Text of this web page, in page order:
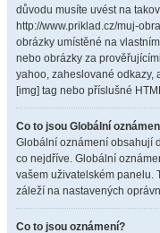
důvodu musíte uvést na
http://www.priklad.cz/muj-
obrázky umístěné na
nebo obrázky za
yahoo, zaheslované odkazy,
[img] tag nebo příslušné
Co to jsou Globální
Globální oznámení obsahují
co nejdříve. Globální
vašem uživatelském panelu.
záleží na nastavených
Co to jsou oznámení?